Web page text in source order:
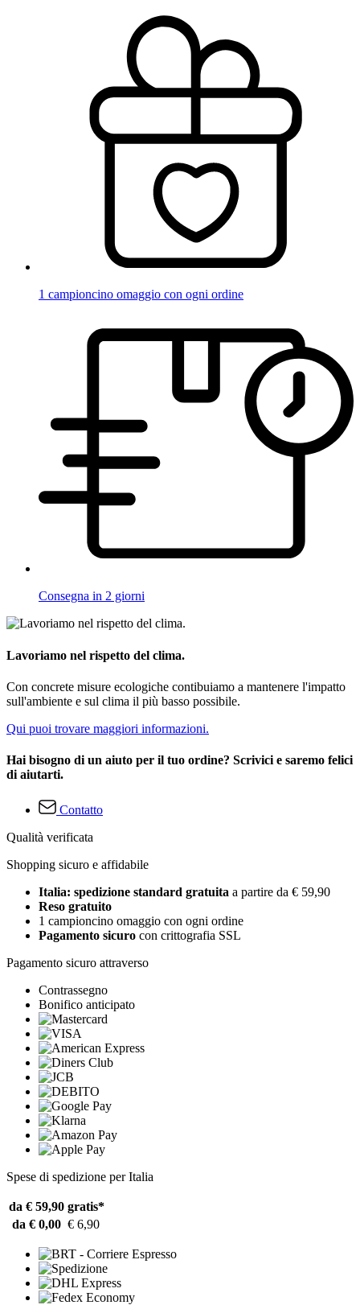
1 campioncino omaggio con ogni ordine
Consegna in 2 giorni
Lavoriamo nel rispetto del clima.
Con concrete misure ecologiche contibuiamo a mantenere l'impatto
sull'ambiente e sul clima il più basso possibile.
Qui puoi trovare maggiori informazioni.
Hai bisogno di un aiuto per il tuo ordine? Scrivici e saremo felici
di aiutarti.
Contatto
Qualità verificata
Shopping sicuro e affidabile
Italia: spedizione standard gratuita a partire da € 59,90
Reso gratuito
1 campioncino omaggio con ogni ordine
Pagamento sicuro con crittografia SSL
Pagamento sicuro attraverso
Contrassegno
Bonifico anticipato
Spese di spedizione per Italia
da € 59,90 gratis*
da € 0,00 € 6,90